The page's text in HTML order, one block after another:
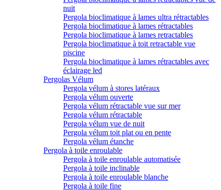
nuit
Pergola bioclimatique à lames ultra rétractables
Pergola bioclimatique à lames rétractables
Pergola bioclimatique à lames retractables
Pergola bioclimatique à toit retractable vue
piscine
Pergola bioclimatique à lames rétractables avec
éclairage led
Pergolas Vélum
Pergola vélum à stores latéraux
Pergola vélum ouverte
Pergola vélum rétractable vue sur mer
Pergola vélum rétractable
Pergola vélum vue de nuit
Pergola vélum toit plat ou en pente
Pergola vélum étanche
Pergola à toile enroulable
Pergola à toile enroulable automatisée
Pergola à toile inclinable
Pergola à toile enroulable blanche
Pergola à toile fine